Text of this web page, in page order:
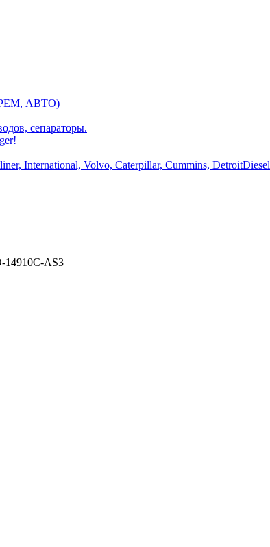
АВТО)
сепараторы.
International, Volvo, Caterpillar, Cummins, DetroitDiesel
14910C-AS3